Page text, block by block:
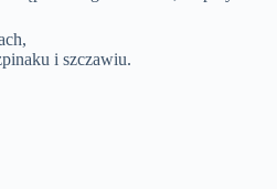
i szczawiu.